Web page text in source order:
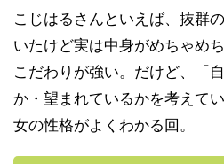
こじはるさんといえば、抜群
いたけど実は中身がめちゃめ
こだわりが強い。だけど、「
か・望まれているかを考えて
女の性格がよくわかる回。